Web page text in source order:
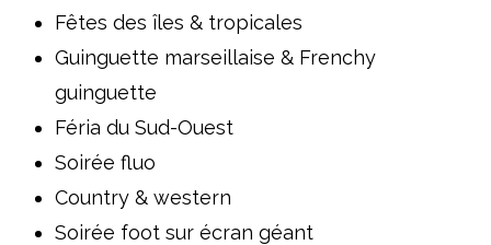
Fêtes des îles & tropicales
Guinguette marseillaise & Frenchy
guinguette
Féria du Sud-Ouest
Soirée fluo
Country & western
Soirée foot sur écran géant